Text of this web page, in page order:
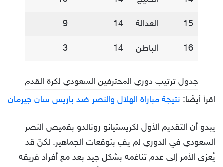
15 العدالة 14
9
16 الباطن 14
3
جدول ترتيب دوري المحترفين السعودي لكرة القدم
اقرأ أيضًا: نتيجة مباراة الهلال والنصر ضد باريس سان جيرمان
يبدو أن التقديم الأول لكريستيانو رونالدو بقميص النصر
السعودي في الدوري لم يفِ بتوقعات الجماهير. لكنّ قد
يُعزى الأمر إلى عدم تناغمه بشكل جيد بعد مع أفراد فريقه